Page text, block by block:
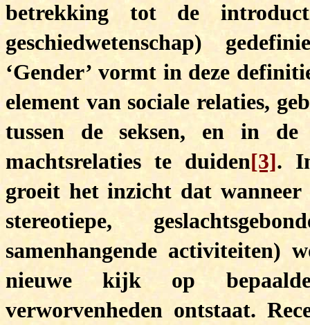
betrekking tot de
geschiedwetenschap)
‘Gender’ vormt in deze
element van sociale relaties,
tussen de seksen, en in
machtsrelaties te duiden[3].
groeit het inzicht dat wanneer
stereotiepe,
samenhangende activiteiten)
nieuwe kijk op
verworvenheden ontstaat.